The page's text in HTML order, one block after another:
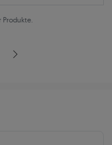
Produkte.